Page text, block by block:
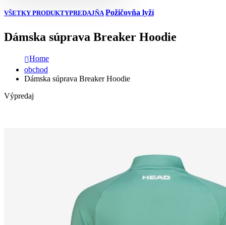
VŠETKY PRODUKTYPREDAJŇA Požičovňa lyží
Dámska súprava Breaker Hoodie
Home
obchod
Dámska súprava Breaker Hoodie
Výpredaj